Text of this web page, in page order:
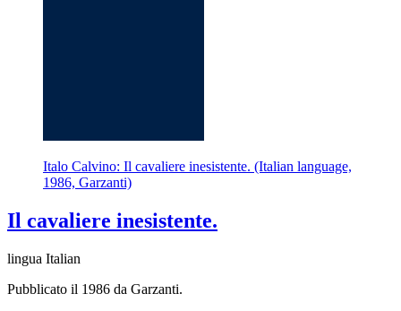
Italo Calvino: Il cavaliere inesistente. (Italian language,
1986, Garzanti)
Il cavaliere inesistente.
lingua Italian
Pubblicato il 1986 da Garzanti.